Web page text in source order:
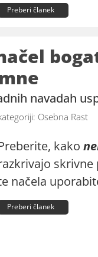
Preberi članek
navadah
Osebna Rast
kako
načela
Preberi članek